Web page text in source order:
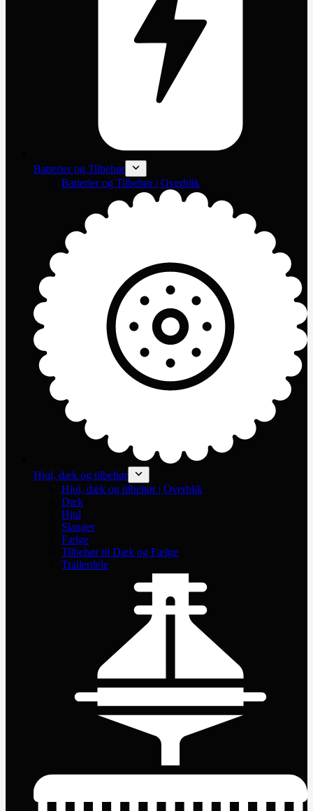
Batterier og Tilbehør
Batterier og Tilbehør | Overblik
Hjul, dæk og tilbehør
Hjul, dæk og tilbehør | Overblik
Dæk
Hjul
Slanger
Fælge
Tilbehør til Dæk og Fælge
Trailerdele